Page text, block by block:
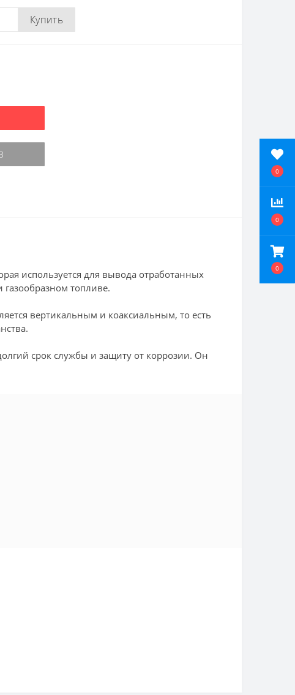
0
0
0
Купить
используется для вывода отработанных
топливе.
вертикальным и коаксиальным, то есть
срок службы и защиту от коррозии. Он